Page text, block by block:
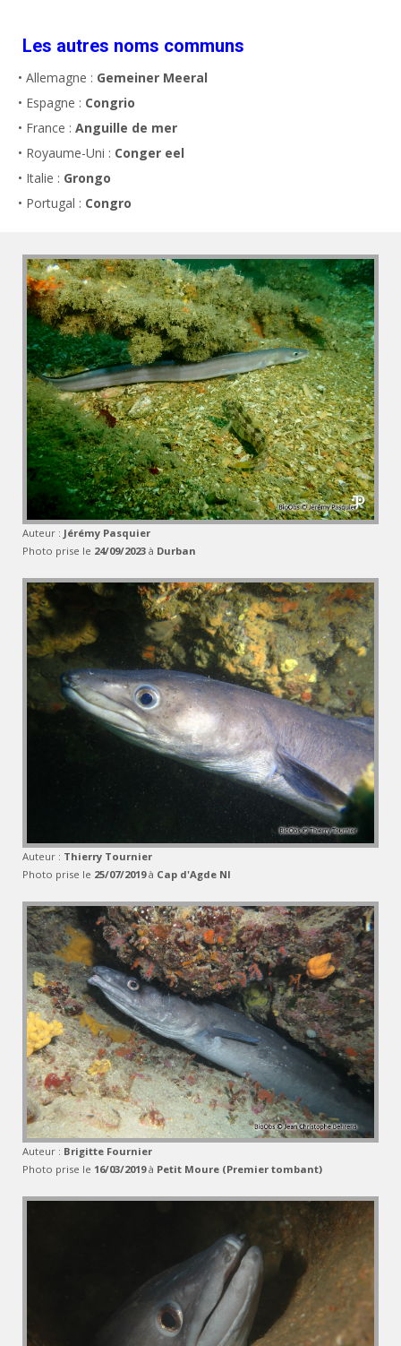
Les autres noms communs
• Allemagne : Gemeiner Meeral
• Espagne : Congrio
• France : Anguille de mer
• Royaume-Uni : Conger eel
• Italie : Grongo
• Portugal : Congro
Auteur : Jérémy Pasquier
Photo prise le 24/09/2023 à Durban
Auteur : Thierry Tournier
Photo prise le 25/07/2019à Cap d'Agde NI
Auteur : Brigitte Fournier
Photo prise le 16/03/2019à Petit Moure (Premier tombant)